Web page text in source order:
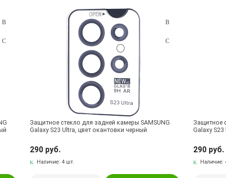
Защитное стекло для задней камеры SAMSUNG
Galaxy S23 Ultra, цвет окантовки черный
290 руб.
Наличие:4 шт.
Защитное
Galaxy
290 руб.
Наличие: